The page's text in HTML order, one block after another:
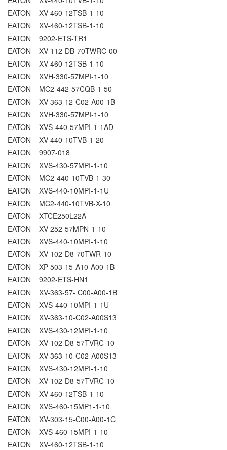
EATON XV-460-12TSB-1-10
EATON XV-460-12TSB-1-10
EATON 9202-ETS-TR1
EATON XV-112-DB-70TWRC-00
EATON XV-460-12TSB-1-10
EATON XVH-330-57MPI-1-10
EATON MC2-442-57CQB-1-50
EATON XV-363-12-C02-A00-1B
EATON XVH-330-57MPI-1-10
EATON XVS-440-57MPI-1-1AD
EATON XV-440-10TVB-1-20
EATON 9907-018
EATON XVS-430-57MPI-1-10
EATON MC2-440-10TVB-1-30
EATON XVS-440-10MPI-1-1U
EATON MC2-440-10TVB-X-10
EATON XTCE250L22A
EATON XV-252-57MPN-1-10
EATON XVS-440-10MPI-1-10
EATON XV-102-D8-70TWR-10
EATON XP-503-15-A10-A00-1B
EATON 9202-ETS-HN1
EATON XV-363-57- C00-A00-1B
EATON XVS-440-10MPI-1-1U
EATON XV-363-10-C02-A00S13
EATON XVS-430-12MPI-1-10
EATON XV-102-D8-57TVRC-10
EATON XV-363-10-C02-A00S13
EATON XVS-430-12MPI-1-10
EATON XV-102-D8-57TVRC-10
EATON XV-460-12TSB-1-10
EATON XVS-460-15MP1-1-10
EATON XV-303-15-C00-A00-1C
EATON XVS-460-15MPI-1-10
EATON XV-460-12TSB-1-10